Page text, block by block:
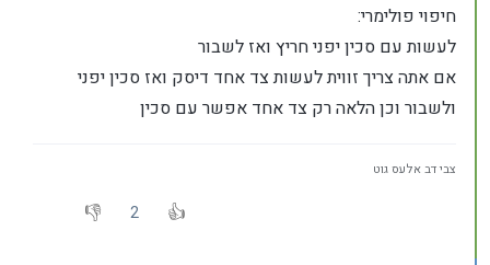
חיפוי פולימרי:
לעשות עם סכין יפני חריץ ואז לשבור
אם אתה צריך זווית לעשות צד אחד דיסק ואז סכין יפני
ולשבור וכן הלאה רק צד אחד אפשר עם סכין
צבי דב אלעס גוט
2